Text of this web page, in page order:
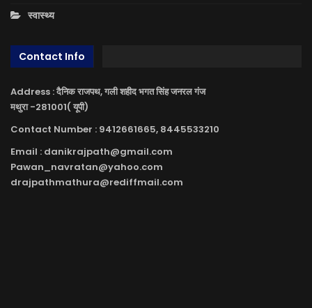
स्वास्थ्य
Contact Info
Address : दैनिक राजपथ, गली शहीद भगत सिंह जनरल गंज
मथुरा -281001( यूपी)
Contact Number : 9412661665, 8445533210
Email : danikrajpath@gmail.com
Pawan_navratan@yahoo.com
drajpathmathura@rediffmail.com